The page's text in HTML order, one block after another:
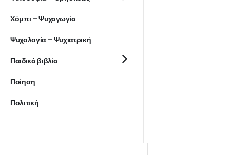
Χόμπι – Ψυχαγωγία
Ψυχολογία – Ψυχιατρική
Παιδικά βιβλία
Ποίηση
Πολιτική